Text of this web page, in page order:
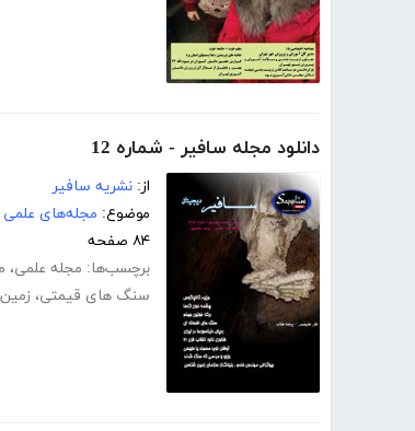
دانلود مجله سافیر - شماره 12
از: نشریه سافیر
موضوع: مجله‌های علمی
۸۴ صفحه
برچسب‌ها: مجله علمی،
سنگ های قیمتی،